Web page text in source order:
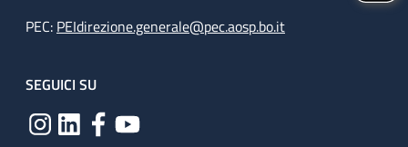
PEC: PEIdirezione.generale@pec.aosp.bo.it
SEGUICI SU